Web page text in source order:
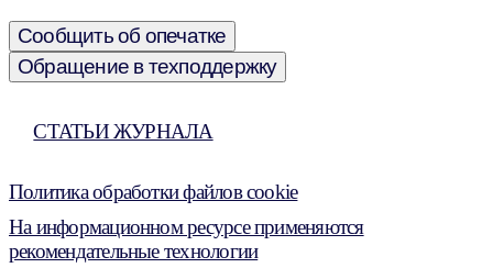
Сообщить об опечатке
Обращение в техподдержку
СТАТЬИ ЖУРНАЛА
Политика обработки файлов cookie
На информационном ресурсе применяются
рекомендательные технологии